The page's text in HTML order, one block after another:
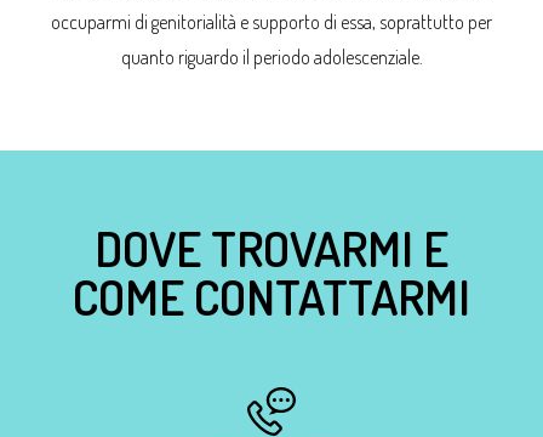
occuparmi di genitorialità e supporto di essa, soprattutto per
quanto riguardo il periodo adolescenziale.
DOVE TROVARMI E
COME CONTATTARMI